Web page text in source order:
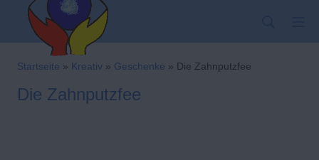
springen
Kindergarten-
Startseite » Kreativ » Geschenke » Die Zahnputzfee
Die Zahnputzfee